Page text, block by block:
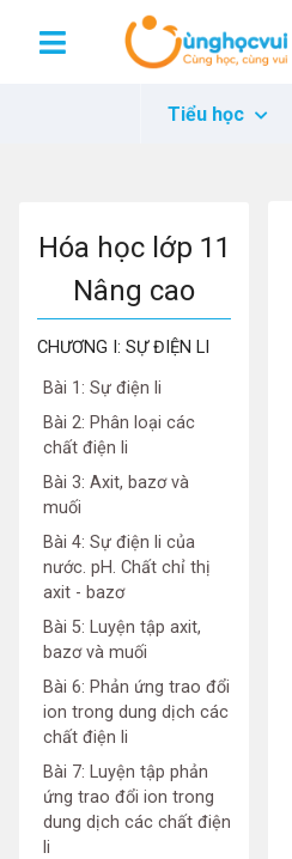
Tiểu học
Hóa học lớp 11
Nâng cao
CHƯƠNG I: SỰ ĐIỆN LI
Bài 1: Sự điện li
Bài 2: Phân loại các
chất điện li
Bài 3: Axit, bazơ và
muối
Bài 4: Sự điện li của
nước. pH. Chất chỉ thị
axit - bazơ
Bài 5: Luyện tập axit,
bazơ và muối
Bài 6: Phản ứng trao đổi
ion trong dung dịch các
chất điện li
Bài 7: Luyện tập phản
ứng trao đổi ion trong
dung dịch các chất điện
li